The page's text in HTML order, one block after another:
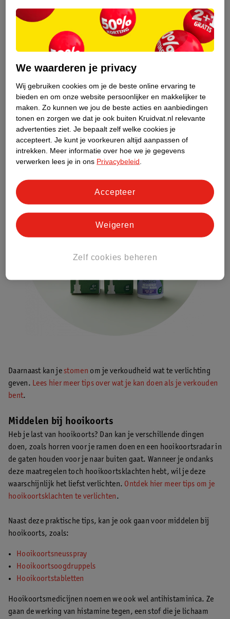
van hooikoorts, kunnen ook door een
veroorzaakt worden, zoals door huisdieren of
.
Middelen bij verkoudheid
Ben je verkouden? Dan zijn medicijnen meestal niet nodig. Je
moet gewoon uitzieken. Wil je wel graag middelen gebruiken ter
verlichting van je klachten? Dan kun je bijvoorbeeld een
*Dit is een medisch hulpmiddel. Lees voor het kopen de
verpakking.
Daarnaast kan je stomen om je verkoudheid wat te verlichting
geven. Lees hier meer tips over wat je kan doen als je verkouden
bent.
Middelen bij hooikoorts
Heb je last van hooikoorts? Dan kan je verschillende dingen
doen, zoals horren voor je ramen doen en een hooikoortsradar in
de gaten houden voor je naar buiten gaat. Wanneer je ondanks
deze maatregelen toch hooikoortsklachten hebt, wil je deze
waarschijnlijk het liefst verlichten. Ontdek hier meer tips om je
hooikoortsklachten te verlichten.
Naast deze praktische tips, kan je ook gaan voor middelen bij
hooikoorts, zoals:
Hooikoortsneusspray
Hooikoortsoogdruppels
Hooikoortstabletten
Hooikoortsmedicijnen noemen we ook wel antihistaminica. Ze
gaan de werking van histamine tegen, een stof die je lichaam
We waarderen je privacy
Wij gebruiken cookies om je de beste online ervaring te
bieden en om onze website persoonlijker en makkelijker te
maken. Zo kunnen we jou de beste acties en aanbiedingen
tonen en zorgen we dat je ook buiten Kruidvat.nl relevante
advertenties ziet. Je bepaalt zelf welke cookies je
accepteert. Je kunt je voorkeuren altijd aanpassen of
intrekken.
Meer informatie over hoe we je gegevens
verwerken lees je in ons Privacybeleid
Zelf cookies beheren
Weigeren
Accepteer